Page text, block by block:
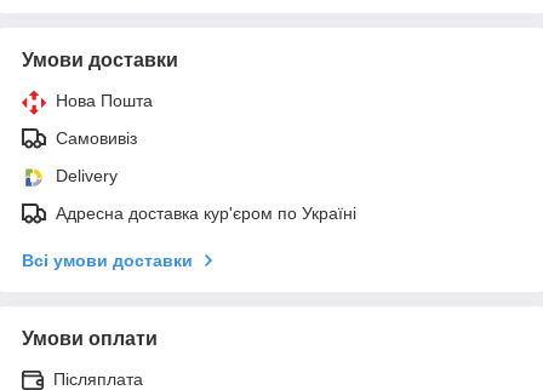
Умови доставки
Нова Пошта
Самовивіз
Delivery
Адресна доставка кур'єром по Україні
Всі умови доставки
Умови оплати
Післяплата